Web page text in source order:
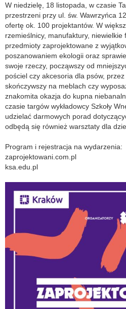
W niedzielę, 18 listopada, w czasie
przestrzeni przy ul. św. Wawrzyńca
ofertę ok. 100 projektantów. W
rzemieślnicy, manufaktury, niewielkie
przedmioty zaprojektowane z
poszanowaniem ekologii oraz
swoje rzeczy, począwszy od
pościel czy akcesoria dla psów,
skończywszy na meblach czy
znakomita okazja do kupna
czasie targów wykładowcy Szkoły
udzielać darmowych porad
odbędą się również warsztaty dla
Program i rejestracja na wydarzenia:
zaprojektowani.com.pl
ksa.edu.pl